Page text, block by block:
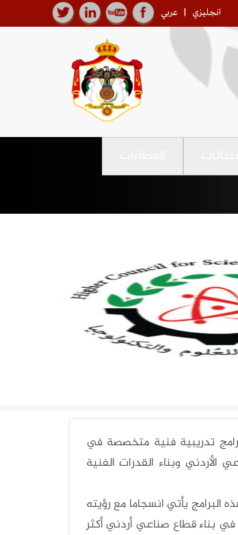
انجليزي عربي
تدريبية فنية متخصصة في
الأردني وبناء القدرات الفنية
البرامج يأتي انسجاما مع رؤيته
في بناء قطاع صناعي أردني أكثر